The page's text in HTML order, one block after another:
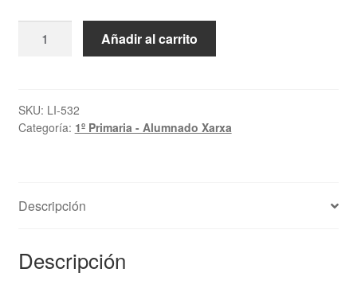
Llibres
-
Xarxa)
Añadir al carrito
SKU: LI-532
Categoría: 1º Primaria - Alumnado Xarxa
Descripción
Descripción